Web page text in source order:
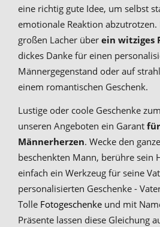
eine richtig gute Idee, um selbst
emotionale Reaktion abzutrotzen.
großen Lacher über ein witziges
dickes Danke für einen
Männergegenstand oder auf
einem romantischen Geschenk.
Lustige oder coole Geschenke
unseren Angeboten ein Garant
Männerherzen. Wecke den
beschenkten Mann, berühre sein
einfach ein Werkzeug für seine
personalisierten Geschenke -
Tolle Fotogeschenke und mit
Präsente lassen diese Gleichung